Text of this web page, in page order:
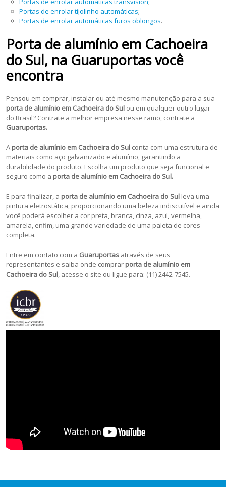
Portas de enrolar tijolinho automáticas;
Portas de enrolar automáticas furos oblongos.
Porta de alumínio em Cachoeira
do Sul, na Guaruportas você
encontra
Pensou em comprar, instalar ou até mesmo manutenção para a sua
porta de alumínio em Cachoeira do Sul ou em qualquer outro lugar
do Brasil? Contrate a melhor empresa nesse ramo, contrate a
Guaruportas.
A porta de alumínio em Cachoeira do Sul conta com uma estrutura de
materiais como aço galvanizado e alumínio, garantindo a
durabilidade do produto. Escolha um produto que seja funcional e
seguro como a porta de alumínio em Cachoeira do Sul.
E para finalizar, a porta de alumínio em Cachoeira do Sul leva uma
pintura eletrostática, proporcionando uma beleza indiscutível e ainda
você poderá escolher a cor preta, branca, cinza, azul, vermelha,
amarela, enfim, uma grande variedade de uma paleta de cores
completa.
Entre em contato com a Guaruportas através de seus
representantes e saiba onde comprar porta de alumínio em
Cachoeira do Sul, acesse o site ou ligue para: (11) 2442-7545.